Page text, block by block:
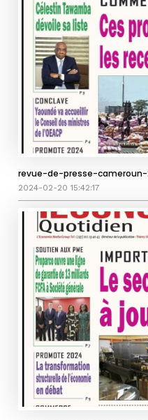
revue-de-presse-cameroun-
2024-02-20 15:42:17